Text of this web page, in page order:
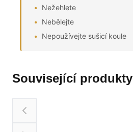
Nežehlete
Nebělejte
Nepoužívejte sušicí koule
Související produkty